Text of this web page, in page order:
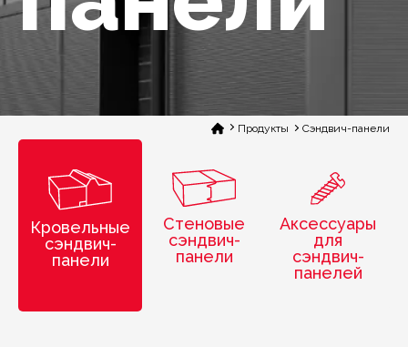
Продукты Сэндвич-панели
Кровельные
сэндвич-
панели
Стеновые
сэндвич-
панели
Аксессуары
для
сэндвич-
панелей